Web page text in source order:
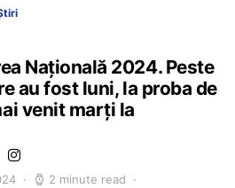
Națională 2024. Peste
au fost luni, la proba de
venit marți la
2 minute read